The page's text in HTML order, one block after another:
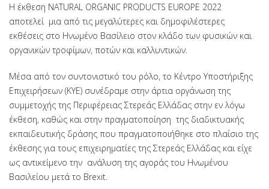
Η έκθεση NATURAL ORGANIC PRODUCTS EUROPE 2022
αποτελεί μια από τις μεγαλύτερες και δημοφιλέστερες
εκθέσεις στο Ηνωμένο Βασίλειο στον κλάδο των φυσικών και
οργανικών τροφίμων, ποτών και καλλυντικών.
Μέσα από τον συντονιστικό του ρόλο, το Κέντρο Υποστήριξης
Επιχειρήσεων (ΚΥΕ) συνέδραμε στην άρτια οργάνωση της
συμμετοχής της Περιφέρειας Στερεάς Ελλάδας στην εν λόγω
έκθεση, καθώς και στην πραγματοποίηση της διαδικτυακής
εκπαιδευτικής δράσης που πραγματοποιήθηκε στο πλαίσιο της
έκθεσης για τους επιχειρηματίες της Στερεάς Ελλάδας και είχε
ως αντικείμενο την ανάλυση της αγοράς του Ηνωμένου
Βασιλείου μετά το Brexit.